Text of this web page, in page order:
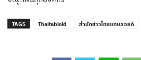
TAGS Thaitabloid สำนักข่าวไทยแทบลอยด์